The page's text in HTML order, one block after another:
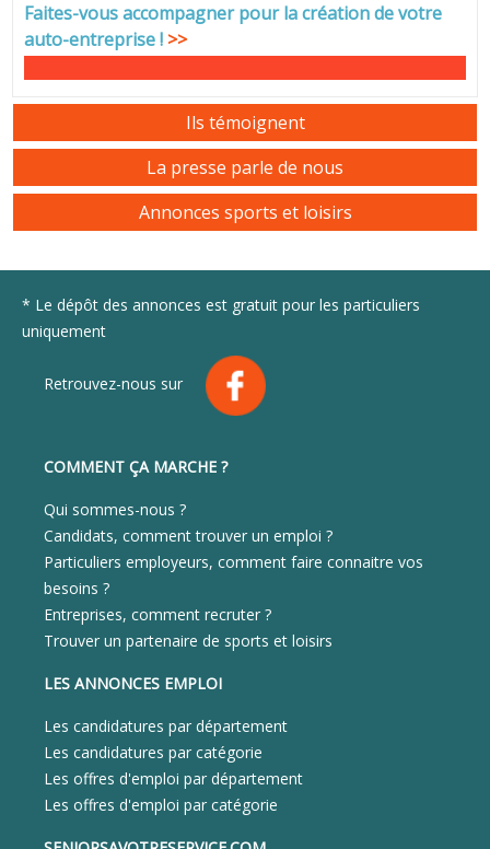
Faites-vous accompagner pour la création de votre
auto-entreprise! >>
Ils témoignent
La presse parle de nous
Annonces sports et loisirs
* Le dépôt des annonces est gratuit pour les particuliers
uniquement
Retrouvez-nous sur
COMMENT ÇA MARCHE ?
Qui sommes-nous ?
Candidats, comment trouver un emploi ?
Particuliers employeurs, comment faire connaitre vos
besoins ?
Entreprises, comment recruter ?
Trouver un partenaire de sports et loisirs
LES ANNONCES EMPLOI
Les candidatures par département
Les candidatures par catégorie
Les offres d'emploi par département
Les offres d'emploi par catégorie